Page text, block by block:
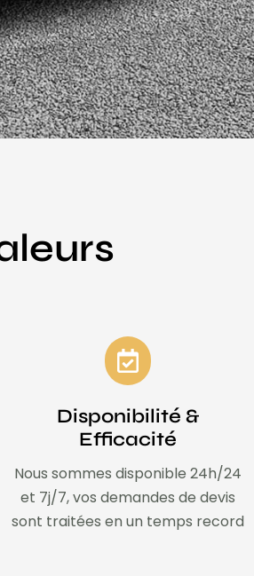
Disponibilité &
Efficacité
Nous sommes disponible 24h/24
et 7j/7, vos demandes de devis
sont traitées en un temps record